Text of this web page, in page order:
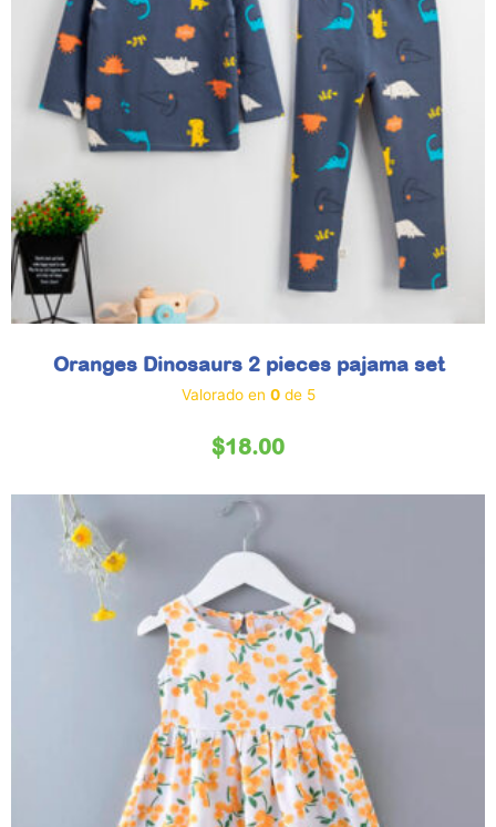
Oranges Dinosaurs 2 pieces pajama set
Valorado en 0de 5
$18.00